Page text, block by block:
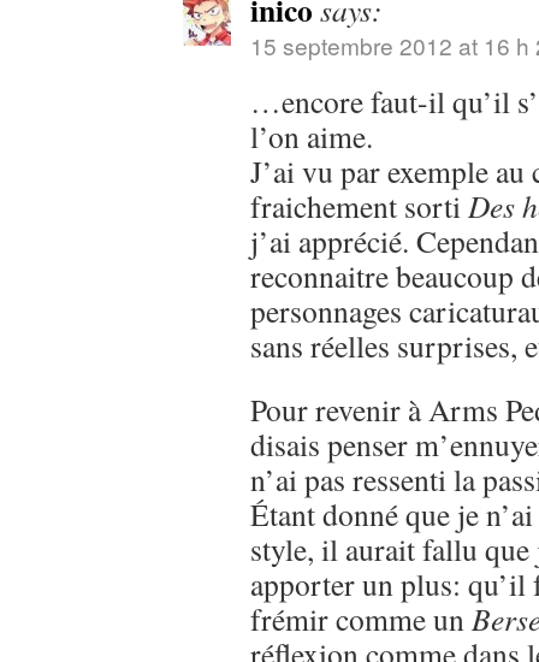
inico says:
15 septembre 2012 at 16 h
…encore faut-il qu’il
l’on aime.
J’ai vu par exemple au
fraichement sortiDes
j’ai apprécié.
reconnaitre beaucoup
personnages
sans réelles surprises,
Pour revenir à Arms
disais penser
n’ai pas ressenti la
Étant donné que je
style, il aurait fallu que
apporter un plus: qu’il
frémir comme un
réflexion comme dans